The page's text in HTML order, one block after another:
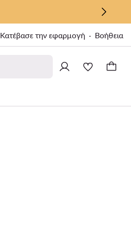
Κατέβασε την εφαρμογή Βοήθεια